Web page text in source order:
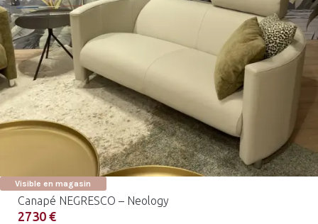
Visible en magasin
Canapé NEGRESCO – Neology
2730 €